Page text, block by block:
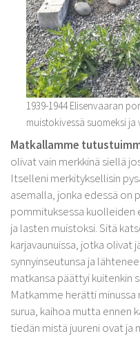
1939-1944 Elisenvaaran
muistokivessä suomeksi ja
Matkallamme
olivat vain merkkinä siellä
Itselleni merkityksellisin
asemalla, jonka edessä on
pommituksessa
ja lasten muistoksi. Sitä
karjavaunuissa, jotka olivat
synnyinseutunsa ja
matkansa päättyi kuitenkin
Matkamme herätti
surua, kaihoa mutta ennen
tiedän mistä juureni ovat ja